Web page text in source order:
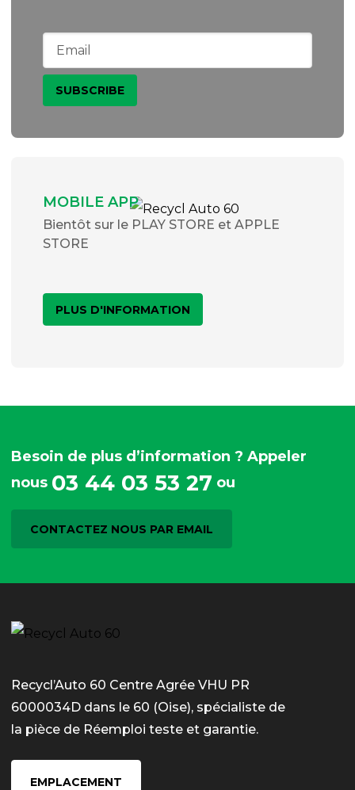
MOBILE APP
Bientôt sur le PLAY STORE et APPLE
STORE
PLUS D'INFORMATION
Besoin de plus d’information ? Appeler
nous 03 44 03 53 27 ou
CONTACTEZ NOUS PAR EMAIL
Recycl’Auto 60 Centre Agrée VHU PR
6000034D dans le 60 (Oise), spécialiste de
la pièce de Réemploi teste et garantie.
EMPLACEMENT